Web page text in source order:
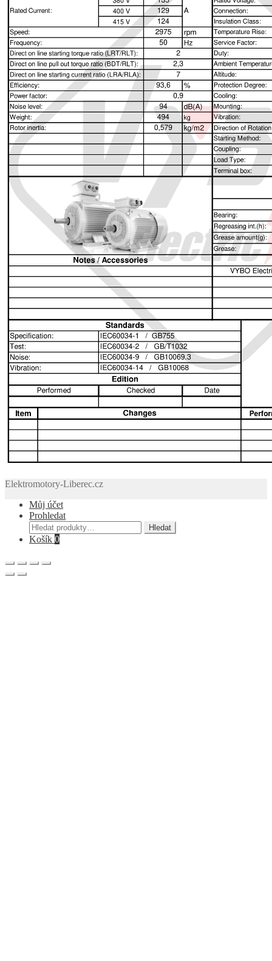
Elektromotory-Liberec.cz
Můj účet
Prohledat
Hledat:
Hledat
Košík 0